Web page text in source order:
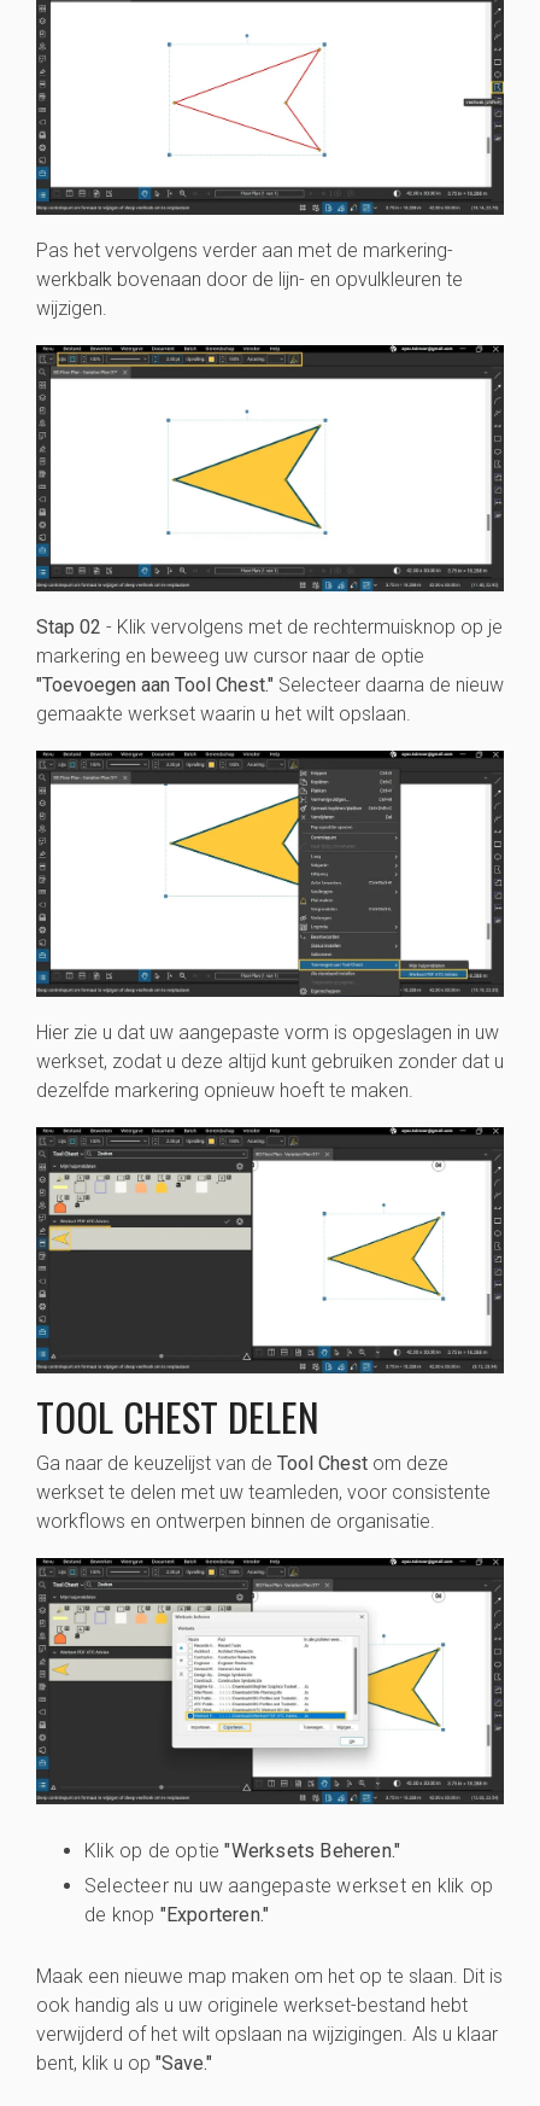
Pas het vervolgens verder aan met de markering-
werkbalk bovenaan door de lijn- en opvulkleuren te
wijzigen.
Stap 02 - Klik vervolgens met de rechtermuisknop op je
markering en beweeg uw cursor naar de optie
"Toevoegen aan Tool Chest." Selecteer daarna de nieuw
gemaakte werkset waarin u het wilt opslaan.
Hier zie u dat uw aangepaste vorm is opgeslagen in uw
werkset, zodat u deze altijd kunt gebruiken zonder dat u
dezelfde markering opnieuw hoeft te maken.
TOOL CHEST DELEN
Ga naar de keuzelijst van de Tool Chest om deze
werkset te delen met uw teamleden, voor consistente
workflows en ontwerpen binnen de organisatie.
Klik op de optie"Werksets Beheren."
Selecteer nu uw aangepaste werkset en klik op
de knop "Exporteren."
Maak een nieuwe map maken om het op te slaan. Dit is
ook handig als u uw originele werkset-bestand hebt
verwijderd of het wilt opslaan na wijzigingen. Als u klaar
bent, klik u op "Save."